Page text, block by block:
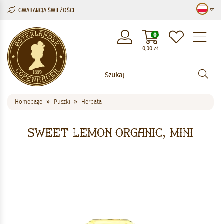
GWARANCJA ŚWIEŻOŚCI
0,00 zł
0
Homepage Puszki Herbata
Sweet Lemon Organic, mini